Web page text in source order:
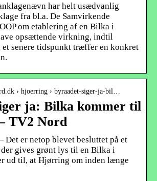
har helt usædvanlig
fra bl.a. De Samvirkende
om etablering af en Bilka i
opsættende virkning, indtil
senere tidspunkt træffer en konkret
› hjoerring › byraadet-siger-ja-bil…
ja: Bilka kommer til
TV2 Nord
Det er netop blevet besluttet på et
der gives grønt lys til en Bilka i
ud til, at Hjørring om inden længe